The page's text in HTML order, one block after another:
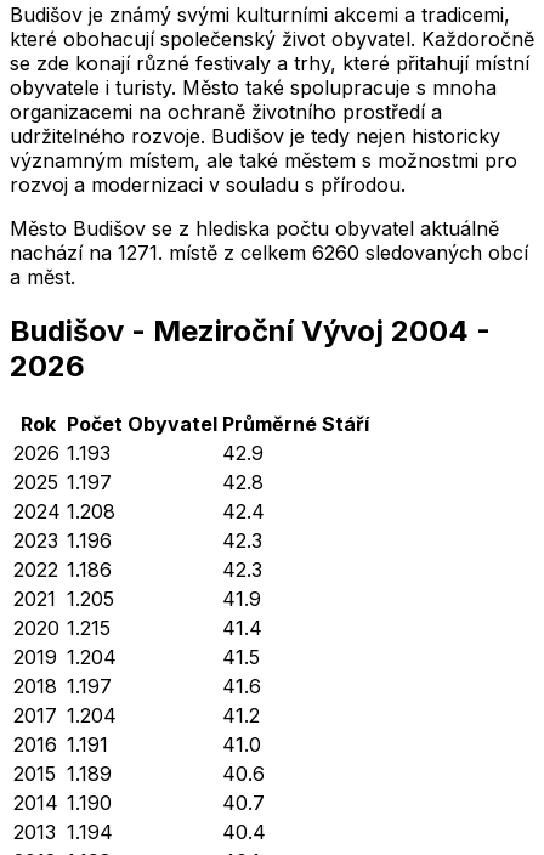
Budišov je známý svými kulturními akcemi a tradicemi,
které obohacují společenský život obyvatel. Každoročně
se zde konají různé festivaly a trhy, které přitahují místní
obyvatele i turisty. Město také spolupracuje s mnoha
organizacemi na ochraně životního prostředí a
udržitelného rozvoje. Budišov je tedy nejen historicky
významným místem, ale také městem s možnostmi pro
rozvoj a modernizaci v souladu s přírodou.
Město Budišov se z hlediska počtu obyvatel aktuálně
nachází na 1271. místě z celkem 6260 sledovaných obcí
a měst.
Budišov - Meziroční Vývoj 2004 -
2026
Rok Počet Obyvatel Průměrné Stáří
2026 1.193
42.9
2025 1.197
42.8
2024 1.208
42.4
2023 1.196
42.3
2022 1.186
42.3
2021 1.205
41.9
2020 1.215
41.4
2019 1.204
41.5
2018 1.197
41.6
2017 1.204
41.2
2016 1.191
41.0
2015 1.189
40.6
2014 1.190
40.7
2013 1.194
40.4